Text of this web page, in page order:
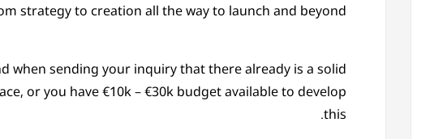
strategy to creation all the way to launch and beyond.
when sending your inquiry that there already is a solid
or you have €10k – €30k budget available to develop
this.